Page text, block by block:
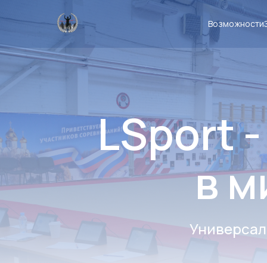
Возможности
LSport
в